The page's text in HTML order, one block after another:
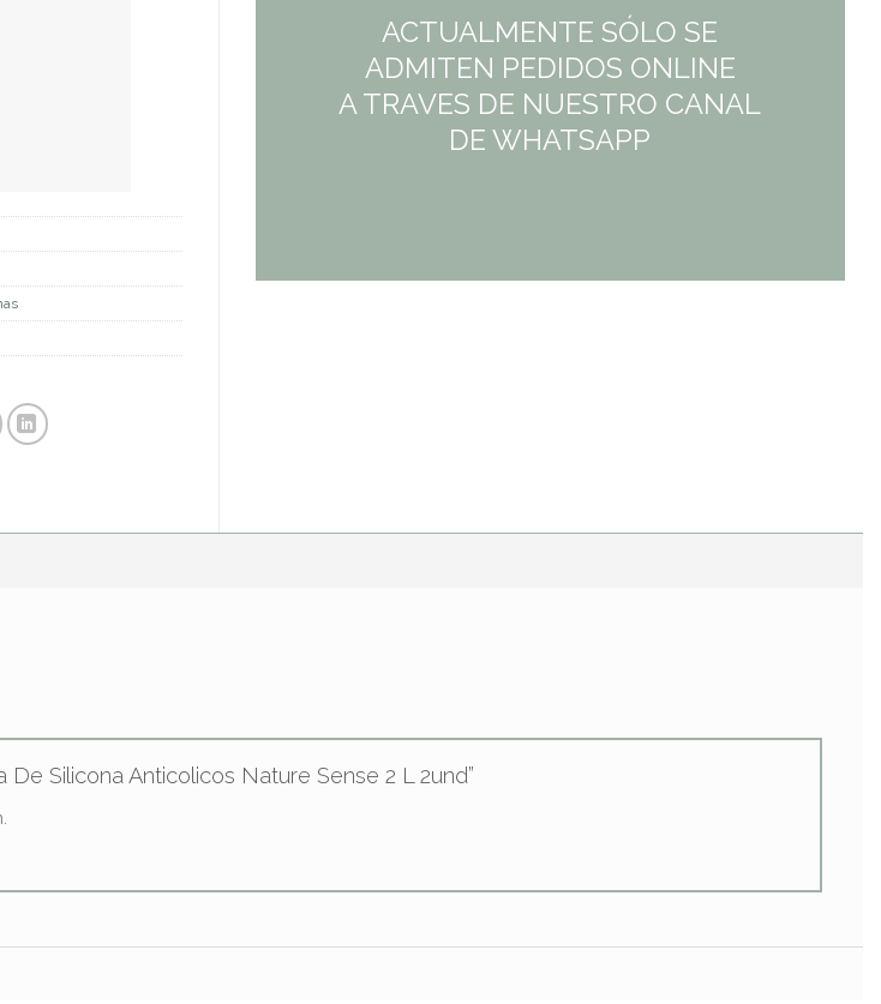
ACTUALMENTE SÓLO SE
ADMITEN PEDIDOS ONLINE
A TRAVES DE NUESTRO CANAL
DE WHATSAPP
De Silicona Anticolicos Nature Sense 2 L 2und”